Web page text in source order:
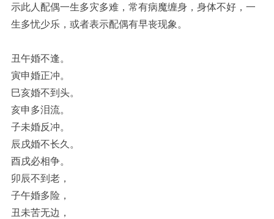
示此人配偶一生多灾多难，常有病魔缠身，身体不好，一
生多忧少乐，或者表示配偶有早丧现象。
丑午婚不逢。
寅申婚正冲。
巳亥婚不到头。
亥申多泪流。
子未婚反冲。
辰戌婚不长久。
酉戌必相争。
卯辰不到老，
子午婚多险，
丑未苦无边，